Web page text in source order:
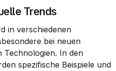
Trends
in verschiedenen
bei neuen
Technologien. In den
spezifische Beispiele und